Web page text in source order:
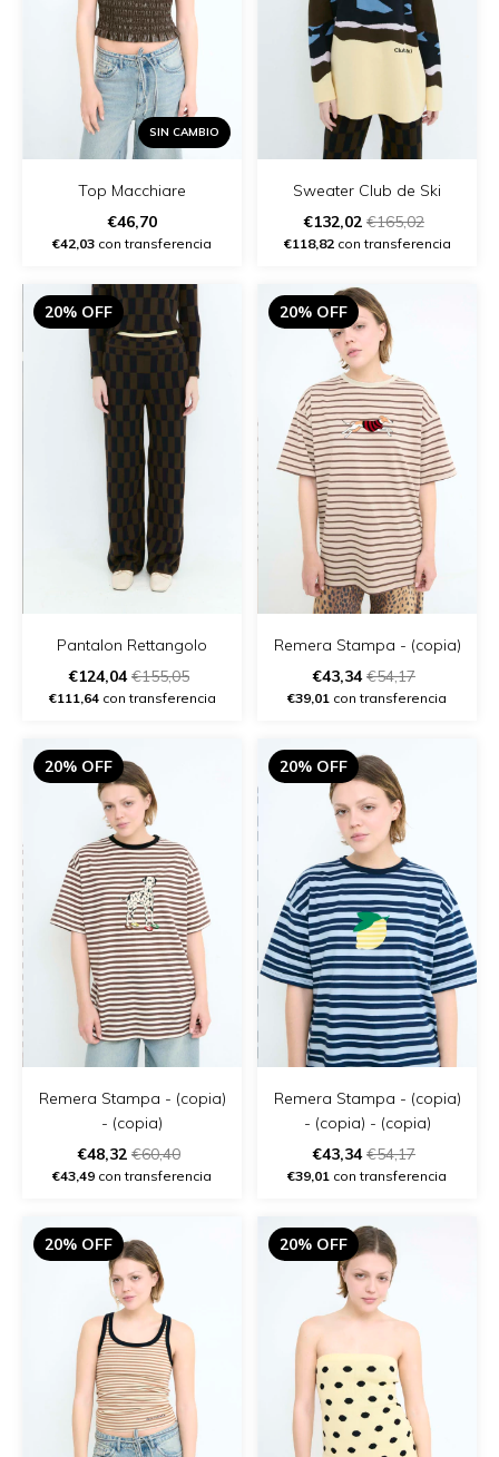
SIN CAMBIO
Top Macchiare
€46,70
€42,03 con transferencia
Sweater Club de Ski
€132,02 €165,02
€118,82con transferencia
20% OFF
Pantalon Rettangolo
€124,04€155,05
€111,64con transferencia
20% OFF
Remera Stampa - (copia)
€43,34€54,17
€39,01 con transferencia
20% OFF
Remera Stampa - (copia)
- (copia)
€48,32 €60,40
€43,49 con transferencia
20% OFF
Remera Stampa - (copia)
- (copia) - (copia)
€43,34€54,17
€39,01 con transferencia
20% OFF 20% OFF